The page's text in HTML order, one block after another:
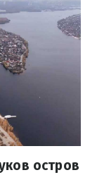
остров